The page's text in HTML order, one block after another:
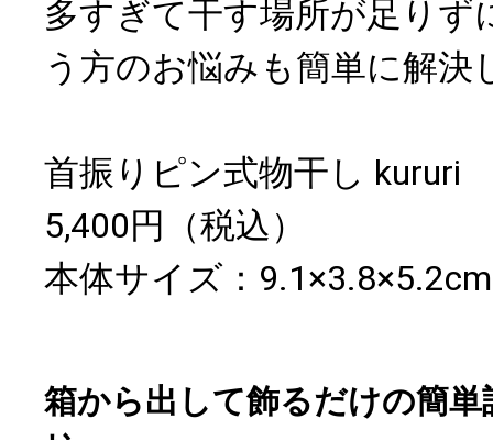
多すぎて干す場所が足りず
う方のお悩みも簡単に解決
首振りピン式物干し kururi
5,400円（税込）
本体サイズ：9.1×3.8×5.2cm
箱から出して飾るだけの簡